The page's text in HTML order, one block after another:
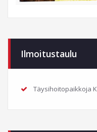
Ilmoitustaulu
Täysihoitopaikkoja